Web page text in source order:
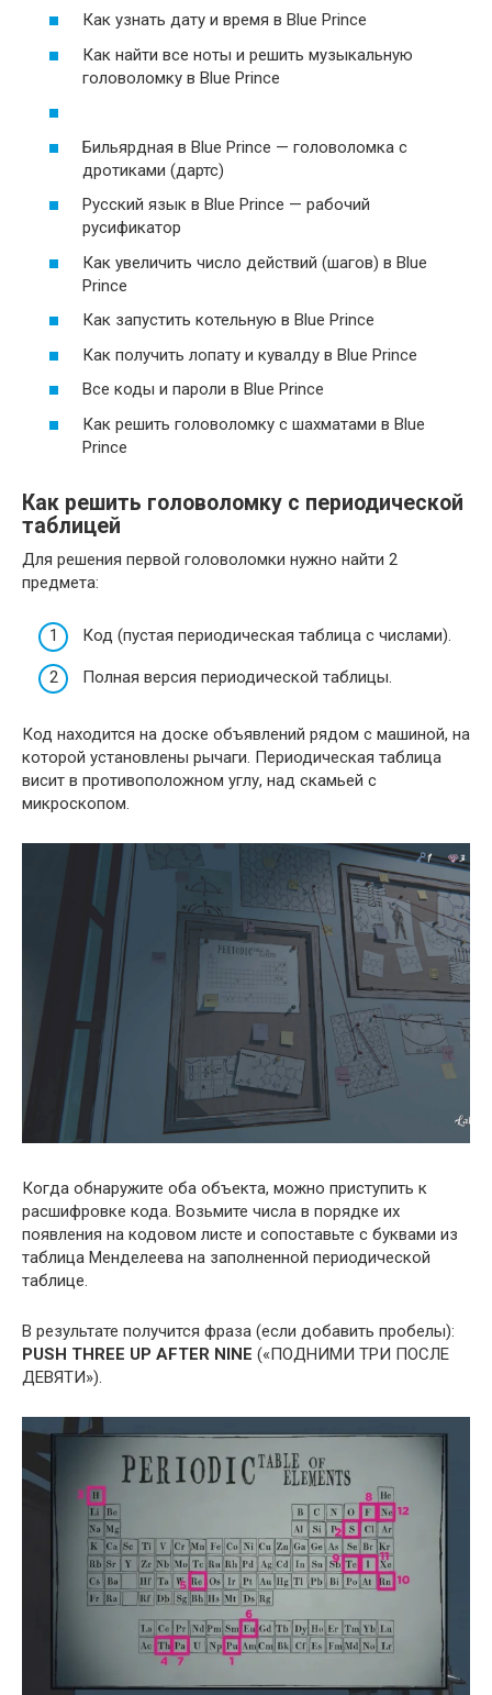
Как узнать дату и время в Blue Prince
Как найти все ноты и решить музыкальную
головоломку в Blue Prince
Бильярдная в Blue Prince — головоломка с
дротиками (дартс)
Русский язык в Blue Prince — рабочий
русификатор
Как увеличить число действий (шагов) в Blue
Prince
Как запустить котельную в Blue Prince
Как получить лопату и кувалду в Blue Prince
Все коды и пароли в Blue Prince
Как решить головоломку с шахматами в Blue
Prince
Как решить головоломку с периодической
таблицей
Для решения первой головоломки нужно найти 2
предмета:
Код (пустая периодическая таблица с числами).
Полная версия периодической таблицы.
Код находится на доске объявлений рядом с машиной, на
которой установлены рычаги. Периодическая таблица
висит в противоположном углу, над скамьей с
микроскопом.
Когда обнаружите оба объекта, можно приступить к
расшифровке кода. Возьмите числа в порядке их
появления на кодовом листе и сопоставьте с буквами из
таблица Менделеева на заполненной периодической
таблице.
В результате получится фраза (если добавить пробелы):
PUSH THREE UP AFTER NINE («ПОДНИМИ ТРИ ПОСЛЕ
ДЕВЯТИ»).